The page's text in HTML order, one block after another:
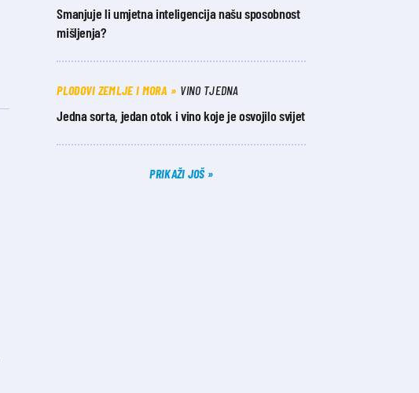
Smanjuje li umjetna inteligencija našu sposobnost
mišljenja?
PLODOVI ZEMLJE I MORA VINO TJEDNA
Jedna sorta, jedan otok i vino koje je osvojilo svijet
PRIKAŽI JOŠ